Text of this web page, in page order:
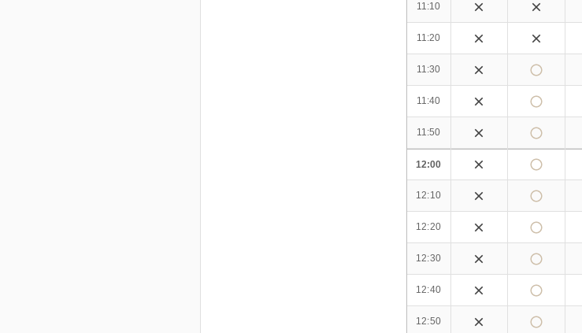
11:10
11:20
11:30
11:40
11:50
12:00
12:10
12:20
12:30
12:40
12:50